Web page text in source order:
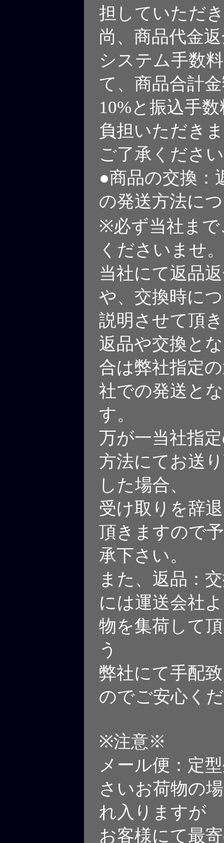
担していただ
尚、商品代金
システム手数
て、商品合計
10%と振込手
負担いただき
ご了承くださ
●商品の交換：
の発送方法に
※必ず当社まで
くださいませ。
当社にて返品
や、交換時に
説明させて頂
返品や交換と
合は弊社指定
社での発送と
す。
万が一当社指
方法にてお送
した場合、
受け取りを辞
頂きますので
承下さい。
また、返品：
には運送会社
物を集荷して
う
弊社にて手配
のでご安心く
※注意※
メール便：定
さいお荷物の
れ入りますが
お客様にて最